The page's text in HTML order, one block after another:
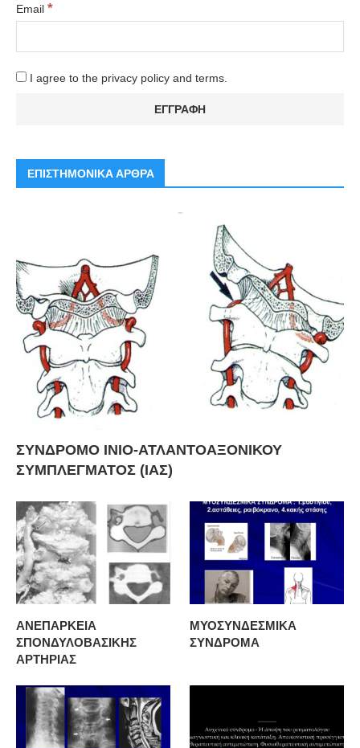
Email *
I agree to the privacy policy and terms.
ΕΠΙΣΤΗΜΟΝΙΚΑ ΑΡΘΡΑ
ΣΥΝΔΡΟΜΟ ΙΝΙΟ-ΑΤΛΑΝΤΟΑΞΟΝΙΚΟΥ
ΣΥΜΠΛΕΓΜΑΤΟΣ (ΙΑΣ)
ΑΝΕΠΑΡΚΕΙΑ
ΣΠΟΝΔΥΛΟΒΑΣΙΚΗΣ
ΑΡΤΗΡΙΑΣ
ΜΥΟΣΥΝΔΕΣΜΙΚΑ
ΣΥΝΔΡΟΜΑ